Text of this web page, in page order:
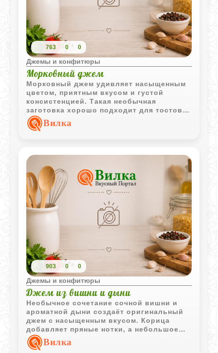
763 0 0
Джемы и конфитюры
Морковный джем
Морковный джем удивляет насыщенным
цветом, приятным вкусом и густой
консистенцией. Такая необычная
заготовка хорошо подходит для тостов,
выпечки и домашних десертов.
Вилка
903 0 0
Джемы и конфитюры
Джем из вишни и дыни
Необычное сочетание сочной вишни и
ароматной дыни создаёт оригинальный
джем с насыщенным вкусом. Корица
добавляет пряные нотки, а небольшое
количество вишнёвой водки делает
аромат ещё более выразительным.
Вилка